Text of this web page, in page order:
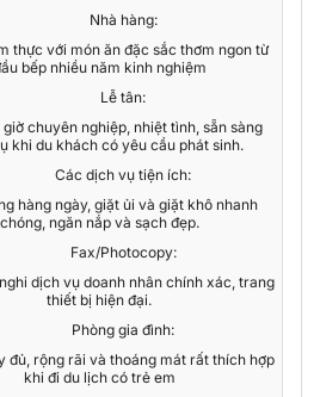
Nhà hàng:
thực với món ăn đặc sắc thơm ngon từ
bếp nhiều năm kinh nghiệm
Lễ tân:
chuyên nghiệp, nhiệt tình, sẵn sàng
khi du khách có yêu cầu phát sinh.
Các dịch vụ tiện ích:
hàng ngày, giặt ủi và giặt khô nhanh
chóng, ngăn nắp và sạch đẹp.
Fax/Photocopy:
dịch vụ doanh nhân chính xác, trang
thiết bị hiện đại.
Phòng gia đình:
đủ, rộng rãi và thoáng mát rất thích hợp
khi đi du lịch có trẻ em